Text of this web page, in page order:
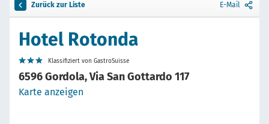
Zurück zur Liste E-Mail
Hotel Rotonda
Klassifiziert von GastroSuisse
6596 Gordola, Via San Gottardo 117
Karte anzeigen